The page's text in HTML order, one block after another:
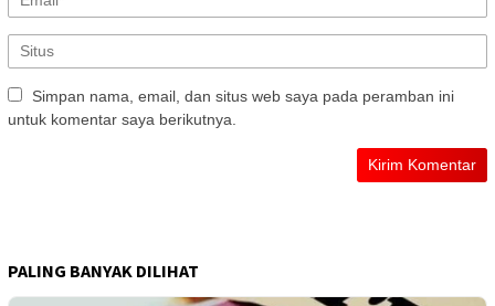
Simpan nama, email, dan situs web saya pada peramban ini
untuk komentar saya berikutnya.
PALING BANYAK DILIHAT